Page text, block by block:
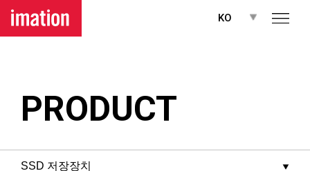
메뉴 바로가기
KO
PRODUCT